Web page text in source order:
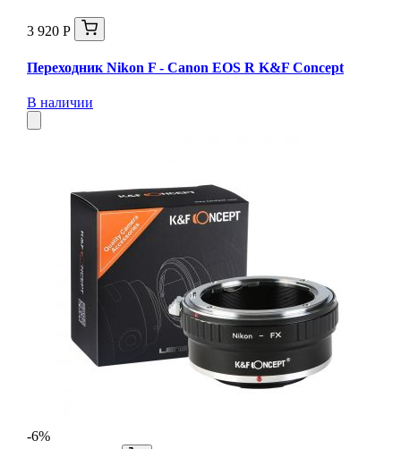
3 920 Р
Переходник Nikon F - Canon EOS R K&F Concept
В наличии
-6%